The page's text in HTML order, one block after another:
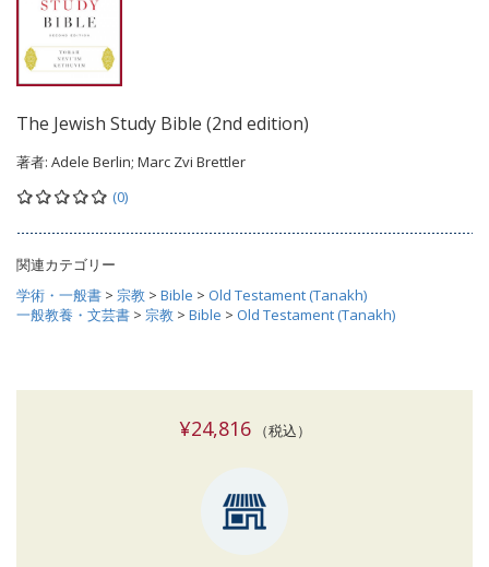
The Jewish Study Bible (2nd edition)
著者: Adele Berlin; Marc Zvi Brettler
(0)
関連カテゴリー
学術・一般書 > 宗教 > Bible > Old Testament (Tanakh)
一般教養・文芸書 > 宗教 > Bible > Old Testament (Tanakh)
¥24,816（税込）